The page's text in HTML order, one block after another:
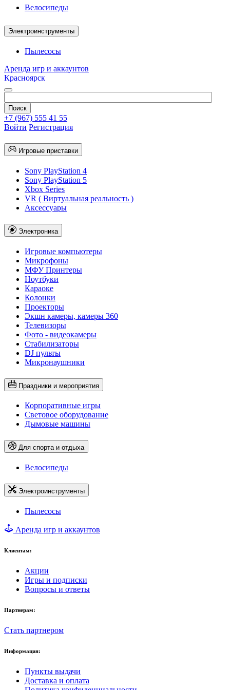
Велосипеды
Электроинструменты
Пылесосы
Аренда игр и аккаунтов
Красноярск
+7 (967) 555 41 55
Войти Регистрация
Игровые приставки
Sony PlayStation 4
Sony PlayStation 5
Xbox Series
VR ( Виртуальная реальность )
Аксессуары
Электроника
Игровые компьютеры
Микрофоны
МФУ Принтеры
Ноутбуки
Караоке
Колонки
Проекторы
Экшн камеры, камеры 360
Телевизоры
Фото - видеокамеры
Стабилизаторы
DJ пульты
Микронаушники
Праздники и мероприятия
Корпоративные игры
Световое оборудование
Дымовые машины
Для спорта и отдыха
Велосипеды
Электроинструменты
Пылесосы
Аренда игр и аккаунтов
Клиентам:
Акции
Игры и подписки
Вопросы и ответы
Партнерам:
Стать партнером
Информация:
Пункты выдачи
Доставка и оплата